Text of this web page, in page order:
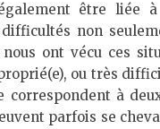
être liée
non
ont vécu ces
ou très
à
parfois se